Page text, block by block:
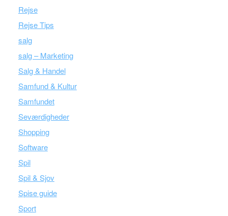
Rejse
Rejse Tips
salg
salg – Marketing
Salg & Handel
Samfund & Kultur
Samfundet
Seværdigheder
Shopping
Software
Spil
Spil & Sjov
Spise guide
Sport